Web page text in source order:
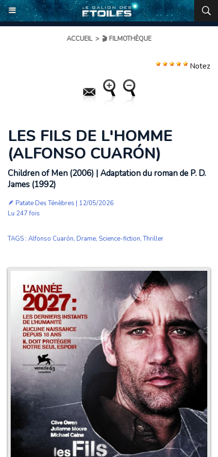
ACCUEIL > 🎬 FILMOTHÈQUE
Notez
LES FILS DE L'HOMME
(ALFONSO CUARÓN)
Children of Men (2006) | Adaptation du roman de P. D.
James (1992)
🪶 Patate Des Ténèbres | 12/05/2026
Lu 247 fois
TAGS : Alfonso Cuarón, Drame, Science-fiction,Thriller